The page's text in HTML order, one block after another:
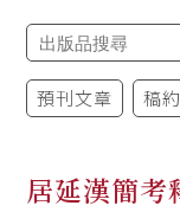
預刊文章 稿約
居延漢簡考